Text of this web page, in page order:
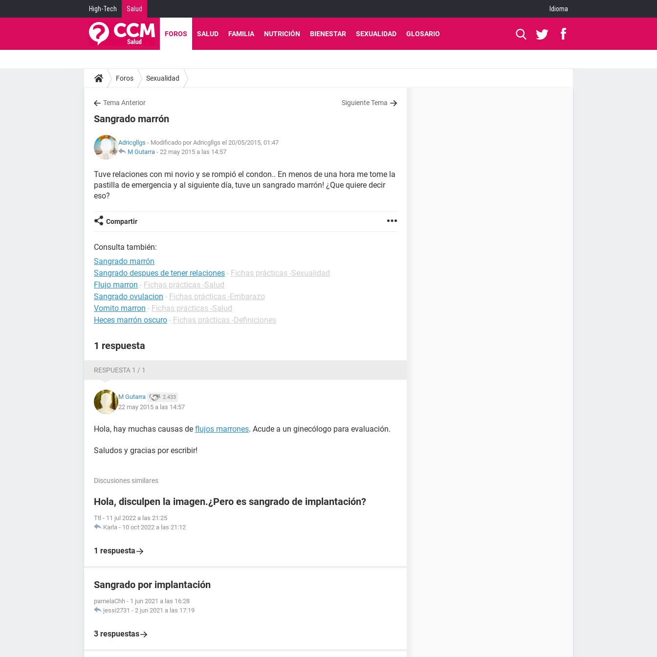
High-Tech Salud Idioma
FOROS SALUD FAMILIA NUTRICIÓN BIENESTAR SEXUALIDAD GLOSARIO
Foros Sexualidad
Tema Anterior Siguiente Tema
Sangrado marrón
Adricgllgs - Modificado por Adricgllgs el 20/05/2015, 01:47
M Gutarra - 22 may 2015 a las 14:57
Tuve relaciones con mi novio y se rompió el condon.. En menos de una hora me tome la
pastilla de emergencia y al siguiente día, tuve un sangrado marrón! ¿Que quiere decir
eso?
Compartir
Consulta también:
Sangrado marrón
Sangrado despues de tener relaciones - Fichas prácticas -Sexualidad
Flujo marron - Fichas prácticas -Salud
Sangrado ovulacion - Fichas prácticas -Embarazo
Vomito marron - Fichas prácticas -Salud
Heces marrón oscuro - Fichas prácticas -Definiciones
1 respuesta
RESPUESTA 1 / 1
M Gutarra 2.433
22 may 2015 a las 14:57
Hola, hay muchas causas de flujos marrones. Acude a un ginecólogo para evaluación.
Saludos y gracias por escribir!
Discusiones similares
Hola, disculpen la imagen.¿Pero es sangrado de implantación?
Ttl - 11 jul 2022 a las 21:25
Karla - 10 oct 2022 a las 21:12
1 respuesta
Sangrado por implantación
pamelaChh - 1 jun 2021 a las 16:28
jessi2731 - 2 jun 2021 a las 17:19
3 respuestas